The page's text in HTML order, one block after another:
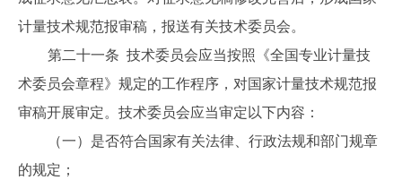
计量技术规范报审稿，报送有关技术委员会。
第二十一条 技术委员会应当按照《全国专业计量技
术委员会章程》规定的工作程序，对国家计量技术规范报
审稿开展审定。技术委员会应当审定以下内容：
（一）是否符合国家有关法律、行政法规和部门规章
的规定；